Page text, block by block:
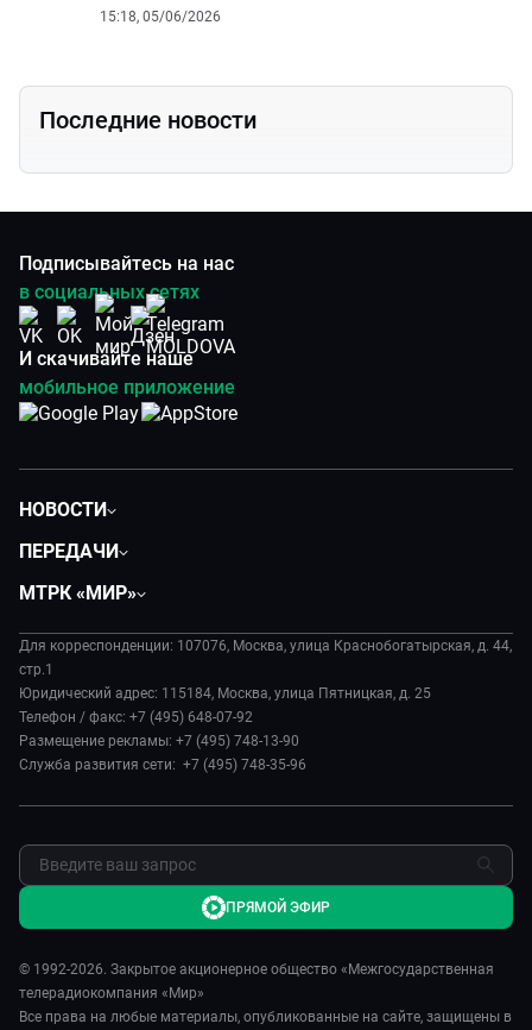
15:18, 05/06/2026
Последние новости
Подписывайтесь на нас
в социальных сетях
И скачивайте наше
мобильное приложение
НОВОСТИ
Экономика
Происшествия
Культура
ПЕРЕДАЧИ
Евразия. Культурно
Евразия. Регионы
Наши иностранцы
Пять причин поехать в...
Я – волонтер
МТРК «МИР»
История
Руководство
Новости
Пресса о нас
Обратная связь
Для корреспонденции: 107076, Москва, улица Краснобогатырская, д. 44,
стр.1
Юридический адрес: 115184, Москва, улица Пятницкая, д. 25
Телефон / факс: +7 (495) 648-07-92
Размещение рекламы: +7 (495) 748-13-90
Служба развития сети: +7 (495) 748-35-96
© 1992-2026. Закрытое акционерное общество «Межгосударственная
телерадиокомпания «Мир»
Все права на любые материалы, опубликованные на сайте, защищены в
ПРЯМОЙ ЭФИР